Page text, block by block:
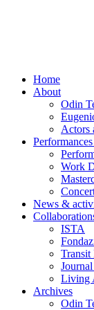
Home
About
Odin
Actors
Work
News &
ISTA
Transit
Living
Archives
Odin